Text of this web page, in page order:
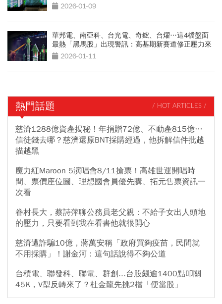
2026-01-09
華邦電、南亞科、台光電、奇鋐、台燿…這4檔盤面
最熱「黑馬股」出現警訊：高基期新賽道修正壓力來
了 2026-01-11
熱門話題 / HOT ARTICLES /
慈濟1288億資產揭秘！年捐贈72億、不動產815億…
信徒錢去哪？慈濟還原BNT採購經過，他拆解信件批越
描越黑
魔力紅Maroon 5演唱會8/11搶票！高雄世運開唱時
間、票價座位圖、理想國會員優先購、拓元售票資訊一
次看
眷村長大，蔡詩萍聊公務員老父親：不給子女出人頭地
的壓力，只要看到我在看書他就很開心
慈濟遭詐騙10億，蔣萬安稱「政府買夠疫苗，民間就
不用採購」！謝金河：這句話說得不夠公道
台積電、聯發科、聯電、群創...台股飆逾1400點叩關
45K，V型反轉來了？杜金龍先挑2檔「便當股」